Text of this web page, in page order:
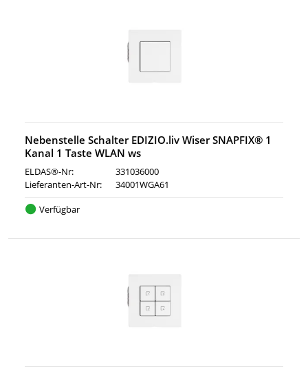
Nebenstelle Schalter EDIZIO.liv Wiser SNAPFIX® 1
Kanal 1 Taste WLAN ws
ELDAS®-Nr:
331036000
Lieferanten-Art-Nr:
34001WGA61
Verfügbar